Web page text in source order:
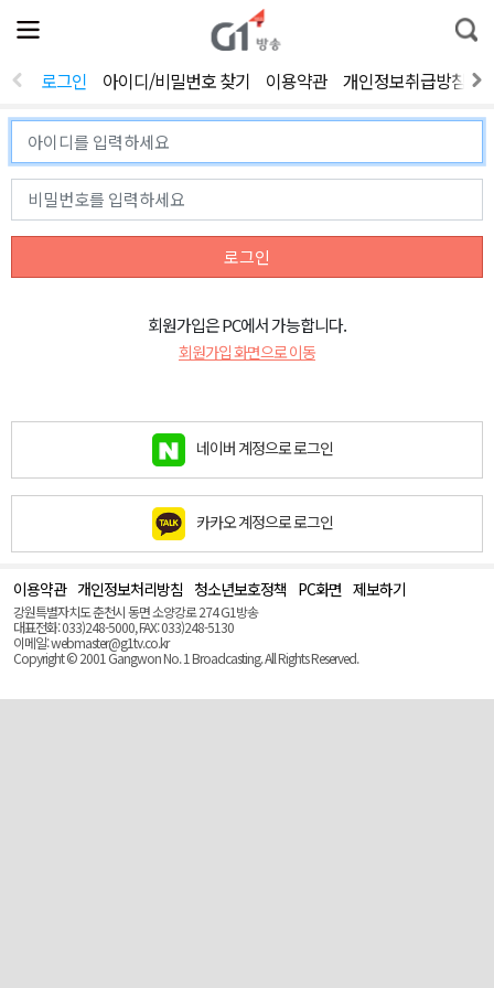
전
체
뉴
열
통
합
색
로그인 아이디/비밀번호 찾기 이용약관 개인정보취급방침
로그인
회원가입은 PC에서 가능합니다.
회원가입 화면으로 이동
네이버 계정으로 로그인
카카오 계정으로 로그인
이용약관 개인정보처리방침 청소년보호정책 PC화면 제보하기
강원특별자치도 춘천시 동면 소양강로 274 G1방송
대표전화: 033)248-5000, FAX: 033)248-5130
이메일: webmaster@g1tv.co.kr
Copyright © 2001 Gangwon No. 1 Broadcasting. All Rights Reserved.